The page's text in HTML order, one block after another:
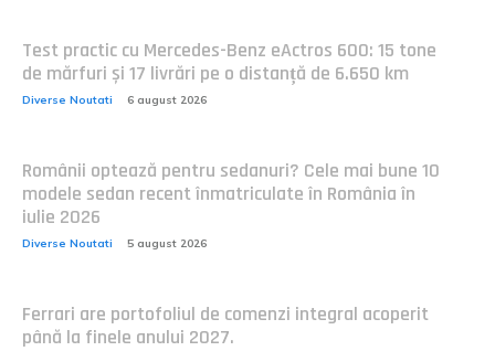
Test practic cu Mercedes-Benz eActros 600: 15 tone
de mărfuri și 17 livrări pe o distanță de 6.650 km
Diverse Noutati 6 august 2026
Românii optează pentru sedanuri? Cele mai bune 10
modele sedan recent înmatriculate în România în
iulie 2026
Diverse Noutati 5 august 2026
Ferrari are portofoliul de comenzi integral acoperit
până la finele anului 2027.